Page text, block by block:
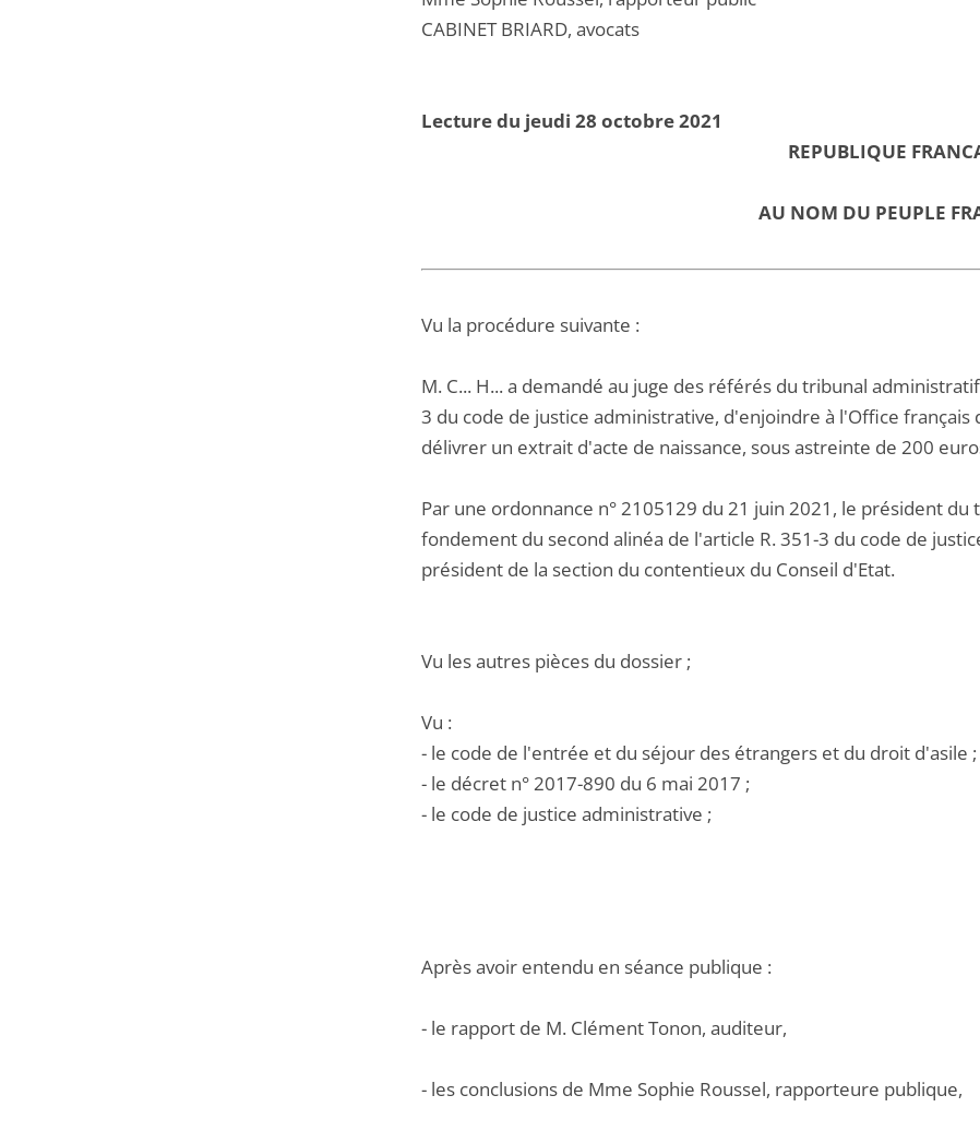
CABINET BRIARD, avocats
Lecture du jeudi 28 octobre 2021
REPUBLIQUE
AU NOM DU PEUPLE
Vu la procédure suivante :
M. C... H... a demandé au juge des référés du tribunal
3 du code de justice administrative, d'enjoindre à l'Office
délivrer un extrait d'acte de naissance, sous astreinte de 200
Par une ordonnance n° 2105129 du 21 juin 2021, le président
fondement du second alinéa de l'article R. 351-3 du code de
président de la section du contentieux du Conseil d'Etat.
Vu les autres pièces du dossier ;
Vu :
- le code de l'entrée et du séjour des étrangers et du droit d'asile ;
- le décret n° 2017-890 du 6 mai 2017 ;
- le code de justice administrative ;
Après avoir entendu en séance publique :
- le rapport de M. Clément Tonon, auditeur,
- les conclusions de Mme Sophie Roussel, rapporteure publique,